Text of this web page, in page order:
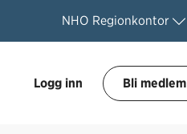
NHO Regionkontor
Logg inn Bli medlem